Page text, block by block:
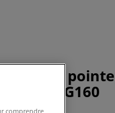
Grip
série SG160
comprendre